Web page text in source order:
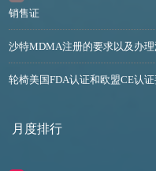
销售证
沙特MDMA注册的要求以及办
轮椅美国FDA认证和欧盟CE认
月度排行